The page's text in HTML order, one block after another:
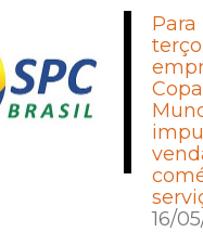
Para
16/